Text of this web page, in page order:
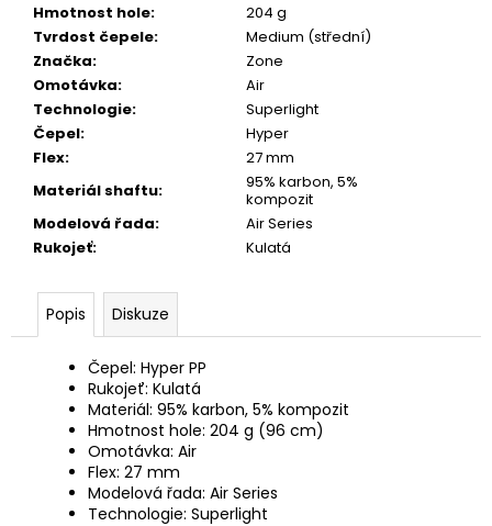
Hmotnost hole:
204 g
Tvrdost čepele:
Medium (střední)
Značka:
Zone
Omotávka:
Air
Technologie:
Superlight
Čepel:
Hyper
Flex:
27 mm
Materiál shaftu:
95% karbon, 5%
kompozit
Modelová řada:
Air Series
Rukojeť: Kulatá
Popis Diskuze
Čepel: Hyper PP
Rukojeť: Kulatá
Materiál: 95% karbon, 5% kompozit
Hmotnost hole: 204 g (96 cm)
Omotávka: Air
Flex: 27 mm
Modelová řada: Air Series
Technologie: Superlight